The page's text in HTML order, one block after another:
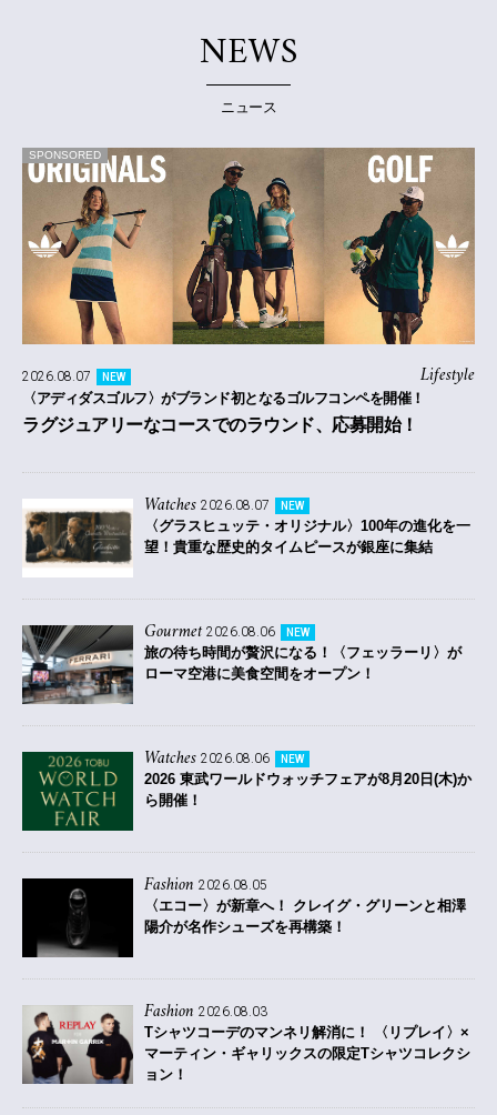
NEWS
ニュース
SPONSORED
Lifestyle
2026.08.07 NEW
〈アディダスゴルフ〉がブランド初となるゴルフコンペを開催！
ラグジュアリーなコースでのラウンド、応募開始！
Watches 2026.08.07 NEW
〈グラスヒュッテ・オリジナル〉100年の進化を一
望！貴重な歴史的タイムピースが銀座に集結
Gourmet 2026.08.06 NEW
旅の待ち時間が贅沢になる！〈フェッラーリ〉が
ローマ空港に美食空間をオープン！
Watches 2026.08.06 NEW
2026 東武ワールドウォッチフェアが8月20日(木)か
ら開催！
Fashion 2026.08.05
〈エコー〉が新章へ！ クレイグ・グリーンと相澤
陽介が名作シューズを再構築！
Fashion 2026.08.03
Tシャツコーデのマンネリ解消に！ 〈リプレイ〉×
マーティン・ギャリックスの限定Tシャツコレクシ
ョン！